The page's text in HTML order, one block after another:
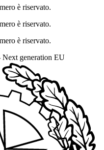
è riservato.
è riservato.
è riservato.